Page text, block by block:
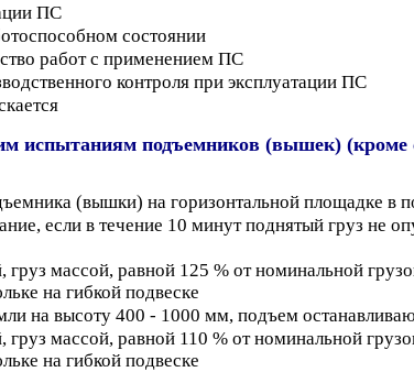
ПС
состоянии
работ с применением ПС
контроля при эксплуатации ПС
испытаниям подъемников (вышек)
(вышки) на горизонтальной площадке
если в течение 10 минут поднятый груз не
массой, равной 125 % от номинальной
на гибкой подвеске
на высоту 400 - 1000 мм, подъем
массой, равной 110 % от номинальной
на гибкой подвеске